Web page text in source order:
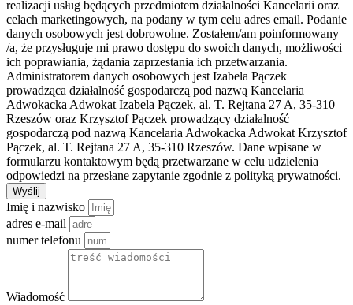
realizacji usług będących przedmiotem działalności Kancelarii oraz
celach marketingowych, na podany w tym celu adres email. Podanie
danych osobowych jest dobrowolne. Zostałem/am poinformowany
/a, że przysługuje mi prawo dostępu do swoich danych, możliwości
ich poprawiania, żądania zaprzestania ich przetwarzania.
Administratorem danych osobowych jest Izabela Pączek
prowadząca działalność gospodarczą pod nazwą Kancelaria
Adwokacka Adwokat Izabela Pączek, al. T. Rejtana 27 A, 35-310
Rzeszów oraz Krzysztof Pączek prowadzący działalność
gospodarczą pod nazwą Kancelaria Adwokacka Adwokat Krzysztof
Pączek, al. T. Rejtana 27 A, 35-310 Rzeszów. Dane wpisane w
formularzu kontaktowym będą przetwarzane w celu udzielenia
odpowiedzi na przesłane zapytanie zgodnie z polityką prywatności.
Wyślij
Imię i nazwisko
adres e-mail
numer telefonu
Wiadomość